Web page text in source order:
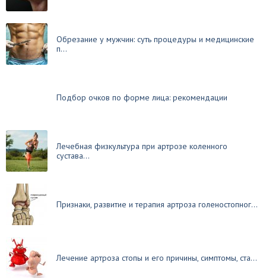
Обрезание у мужчин: суть процедуры и медицинские
п...
Подбор очков по форме лица: рекомендации
Лечебная физкультура при артрозе коленного
сустава...
Признаки, развитие и терапия артроза голеностопног...
Лечение артроза стопы и его причины, симптомы, ста...